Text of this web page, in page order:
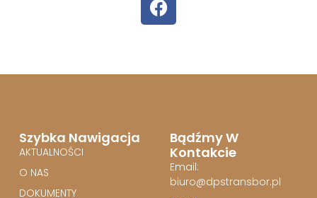
Szybka Nawigacja
AKTUALNOŚCI
O NAS
DOKUMENTY
Bądźmy W
Kontakcie
Email:
biuro@dpstransbor.pl